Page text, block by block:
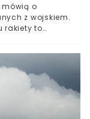
o
z wojskiem.
rakiety to